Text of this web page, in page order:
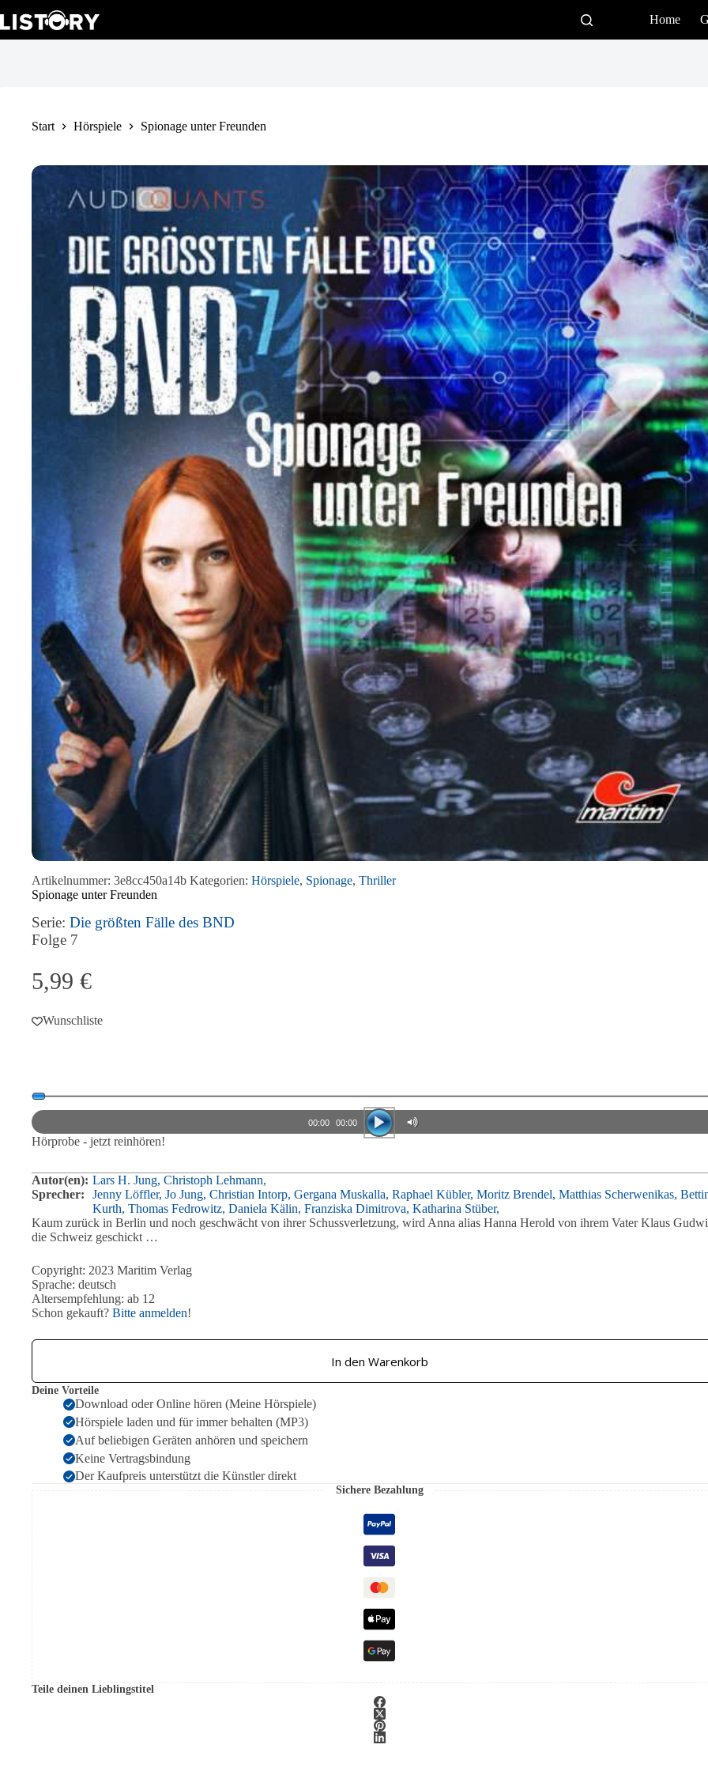
Inhalt
springen
5,99€ Home
Start Hörspiele Spionage unter Freunden
Artikelnummer: 3e8cc450a14b Kategorien: Hörspiele, Spionage, Thriller
Spionage unter Freunden
Serie: Die größten Fälle des BND
Folge 7
5,99 €
Wunschliste
Audio-
Player
00:00 00:00
Hörprobe - jetzt reinhören!
Autor(en): Lars H. Jung, Christoph Lehmann,
Sprecher:
Jenny Löffler, Jo Jung, Christian Intorp, Gergana Muskalla, Raphael Kübler, Moritz Brendel, Matthias Scherwenikas,
Kurth, Thomas Fedrowitz, Daniela Kälin, Franziska Dimitrova, Katharina Stüber,
Kaum zurück in Berlin und noch geschwächt von ihrer Schussverletzung, wird Anna alias Hanna Herold von ihrem Vater Klaus
die Schweiz geschickt …
Copyright: 2023 Maritim Verlag
Sprache: deutsch
Altersempfehlung: ab 12
Schon gekauft? Bitte anmelden!
In den Warenkorb
Deine Vorteile
Download oder Online hören (Meine Hörspiele)
Hörspiele laden und für immer behalten (MP3)
Auf beliebigen Geräten anhören und speichern
Keine Vertragsbindung
Der Kaufpreis unterstützt die Künstler direkt
Sichere Bezahlung
Teile deinen Lieblingstitel